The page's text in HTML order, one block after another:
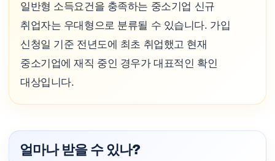
일반형 소득요건을 충족하는 중소기업 신규
취업자는 우대형으로 분류될 수 있습니다. 가입
신청일 기준 전년도에 최초 취업했고 현재
중소기업에 재직 중인 경우가 대표적인 확인
대상입니다.
얼마나 받을 수 있나?